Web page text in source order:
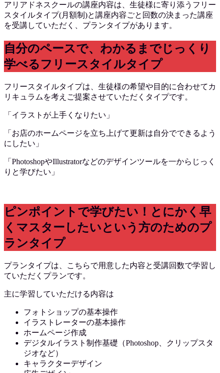
アリアドネスクールの講座内容は、生徒様に寄り添うフリー
スタイルタイプ(月額制)と講座内容ごと回数の決まった講座
を受講していただく、プランタイプがあります。
自分のペースで、わかるまでじっくり
学べるフリースタイルタイプ
フリースタイルタイプは、生徒様の希望や目的に合わせてカ
リキュラムを考えご提案させていただくタイプです。
「イラストが上手くなりたい」
「お店のホームページを立ち上げて更新は自分でできるよう
にしたい」
「PhotoshopやIllustratorなどのデザインツールを一からじっく
りと学びたい」
ピンポイントで学びたい！とにかく早
くマスターしたいという方のためのプ
ランタイプ
プランタイプは、こちらで用意した内容と受講回数で学習し
ていただくプランです。
主に学習していただける内容は
フォトショップの基本操作
イラストレーターの基本操作
ホームページ作成
デジタルイラスト制作基礎（Photoshop、クリップスタ
ジオなど）
キャラクターデザイン